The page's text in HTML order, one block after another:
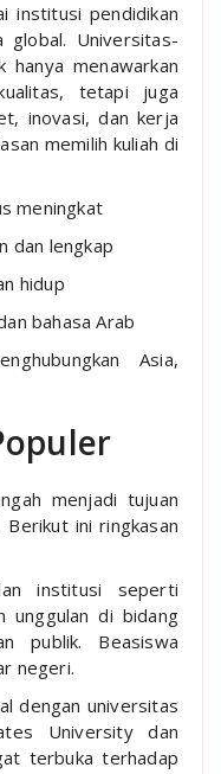
institusi pendidikan
global. Universitas-
menawarkan
tetapi juga
inovasi, dan kerja
memilih kuliah di
meningkat
dan lengkap
hidup
bahasa Arab
Asia,
menjadi tujuan
Berikut ini ringkasan
institusi seperti
unggulan di bidang
publik. Beasiswa
negeri.
dengan universitas
University dan
terbuka terhadap